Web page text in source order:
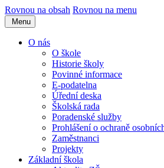
Rovnou na obsah Rovnou na menu
Menu
O nás
O škole
Historie školy
Povinné informace
E-podatelna
Úřední deska
Školská rada
Poradenské služby
Prohlášení o ochraně
Zaměstnanci
Projekty
Základní škola